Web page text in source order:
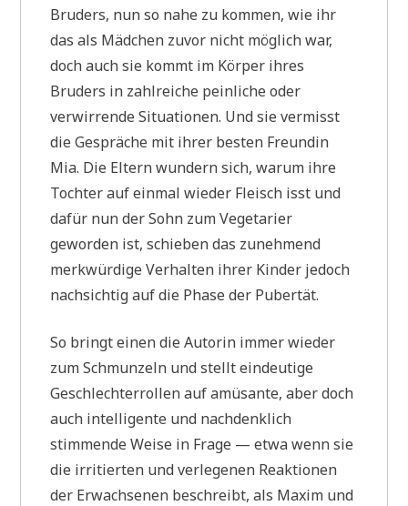
Bruders, nun so nahe zu kommen, wie ihr
das als Mädchen zuvor nicht möglich war,
doch auch sie kommt im Körper ihres
Bruders in zahlreiche peinliche oder
verwirrende Situationen. Und sie vermisst
die Gespräche mit ihrer besten Freundin
Mia. Die Eltern wundern sich, warum ihre
Tochter auf einmal wieder Fleisch isst und
dafür nun der Sohn zum Vegetarier
geworden ist, schieben das zunehmend
merkwürdige Verhalten ihrer Kinder jedoch
nachsichtig auf die Phase der Pubertät.
So bringt einen die Autorin immer wieder
zum Schmunzeln und stellt eindeutige
Geschlechterrollen auf amüsante, aber doch
auch intelligente und nachdenklich
stimmende Weise in Frage — etwa wenn sie
die irritierten und verlegenen Reaktionen
der Erwachsenen beschreibt, als Maxim und